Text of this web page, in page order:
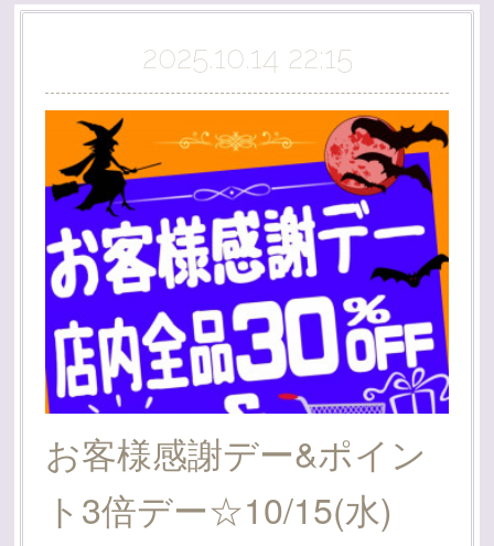
2025.10.14 22:15
お客様感謝デー&ポイン
ト3倍デー☆10/15(水)